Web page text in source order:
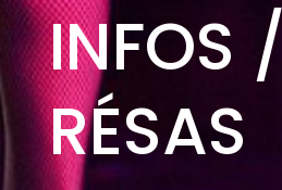
INFOS /
RÉSAS